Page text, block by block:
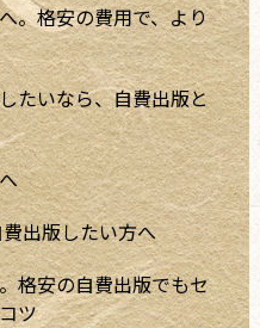
。格安の費用で、より
たいなら、自費出版と
出版したい方へ
格安の自費出版でもセ
ツ